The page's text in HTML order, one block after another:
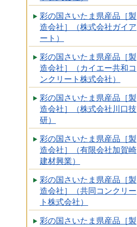
彩の国さいたま県産品［製
造会社］（株式会社ガイア
ート）
彩の国さいたま県産品［製
造会社］（カイエー共和コ
ンクリート株式会社）
彩の国さいたま県産品［製
造会社］（株式会社川口技
研）
彩の国さいたま県産品［製
造会社］（有限会社加賀崎
建材興業）
彩の国さいたま県産品［製
造会社］（共同コンクリー
ト株式会社）
彩の国さいたま県産品［製